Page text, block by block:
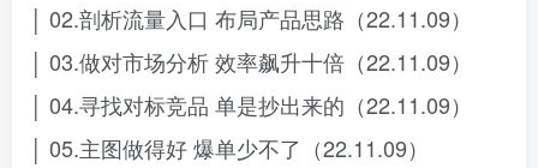
│ 02.剖析流量入口 布局产品思路（22.11.09）
│ 03.做对市场分析 效率飙升十倍（22.11.09）
│ 04.寻找对标竞品 单是抄出来的（22.11.09）
│ 05.主图做得好 爆单少不了（22.11.09）